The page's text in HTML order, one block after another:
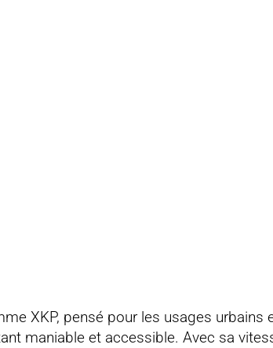
XKP, pensé pour les usages
maniable et accessible. Avec sa